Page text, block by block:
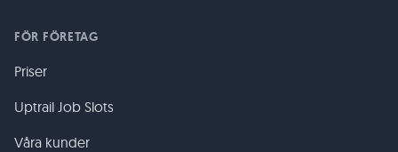
FÖR FÖRETAG
Priser
Uptrail Job Slots
Våra kunder